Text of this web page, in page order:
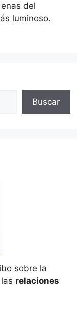
del
luminoso.
Buscar
sobre la
relaciones